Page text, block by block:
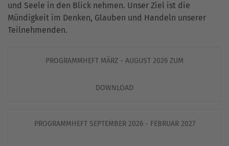
und Seele in den Blick nehmen. Unser Ziel ist die
Mündigkeit im Denken, Glauben und Handeln unserer
Teilnehmenden.
PROGRAMMHEFT MÄRZ - AUGUST 2026 ZUM
DOWNLOAD
PROGRAMMHEFT SEPTEMBER 2026 - FEBRUAR 2027